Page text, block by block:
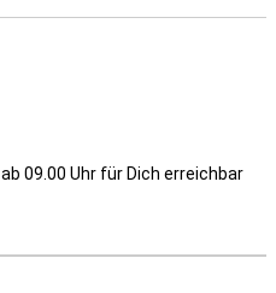
ab 09.00 Uhr für Dich erreichbar